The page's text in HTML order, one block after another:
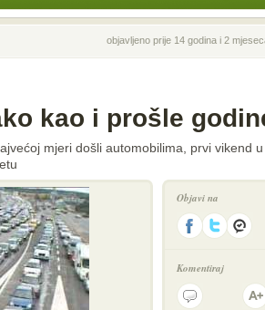
Prethodna vijestobjavljeno prije 14 godina i 2
kao i prošle
mjeri došli automobilima, prvi vikend u
Objavi na
Komentiraj